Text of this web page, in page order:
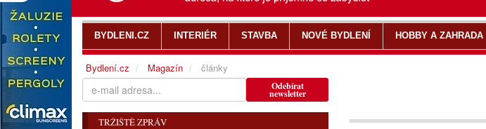
Odebírat
newsletter
TRŽIŠTĚ ZPRÁV
BYDLENI.CZ INTERIÉR STAVBA NOVÉ BYDLENÍ HOBBY A ZAHRADA
Bydlení.cz Magazín články